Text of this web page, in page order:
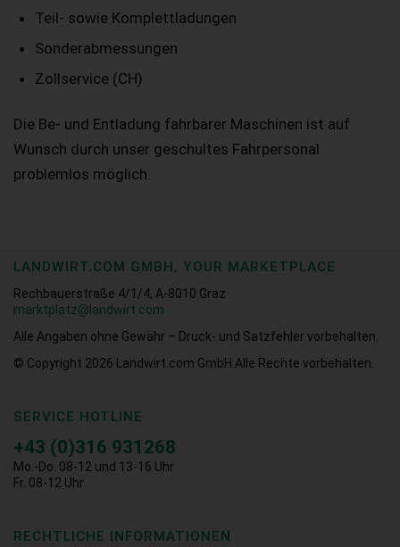
Teil- sowie Komplettladungen
Sonderabmessungen
Zollservice (CH)
Die Be- und Entladung fahrbarer Maschinen ist auf
Wunsch durch unser geschultes Fahrpersonal
problemlos möglich.
LANDWIRT.COM GMBH, YOUR MARKETPLACE
Rechbauerstraße 4/1/4, A-8010 Graz
marktplatz@landwirt.com
Alle Angaben ohne Gewähr – Druck- und Satzfehler vorbehalten.
© Copyright 2026
Landwirt.com GmbH Alle Rechte vorbehalten.
SERVICE HOTLINE
+43 (0)316 931268
Mo.-Do. 08-12 und 13-16 Uhr
Fr. 08-12 Uhr
RECHTLICHE INFORMATIONEN